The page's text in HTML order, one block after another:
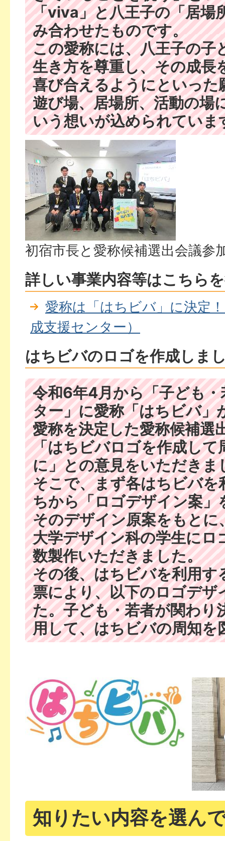
「viva」と八王子の「居場
み合わせたものです。
この愛称には、八王子の子
生き方を尊重し、その成長
喜び合えるようにといった
遊び場、居場所、活動の場
いう想いが込められていま
初宿市長と愛称候補選出会議参
詳しい事業内容等はこちら
愛称は「はちビバ」に決定
成支援センター）
はちビバのロゴを作成しま
令和6年4月から「子ども
ター」に愛称「はちビバ」
愛称を決定した愛称候補選
「はちビバロゴを作成して
に」との意見をいただきま
そこで、まず各はちビバを
ちから「ロゴデザイン案」
そのデザイン原案をもとに
大学デザイン科の学生にロ
数製作いただきました。
その後、はちビバを利用す
票により、以下のロゴデザ
た。子ども・若者が関わり
用して、はちビバの周知を
知りたい内容を選ん